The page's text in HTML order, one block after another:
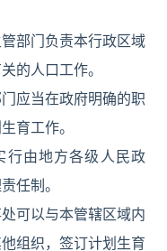
部门负责本行政区域
的人口工作。
应当在政府明确的职
育工作。
行由地方各级人民政
任制。
可以与本管辖区域内
组织，签订计划生育